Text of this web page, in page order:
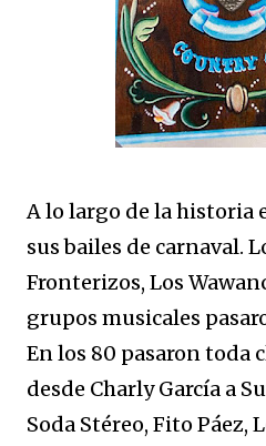
A lo largo de la historia
sus bailes de carnaval.
Fronterizos, Los
grupos musicales
En los 80 pasaron toda
desde Charly García a
Soda Stéreo, Fito Páez,